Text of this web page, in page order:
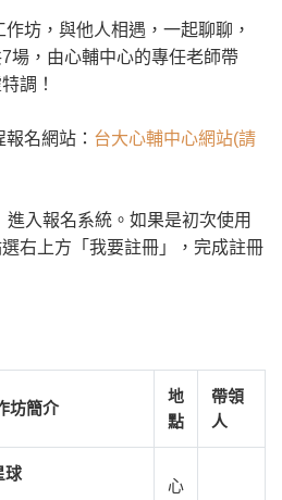
坊，與他人相遇，一起聊聊，
場，由心輔中心的專任老師帶
調！
名網站： 台大心輔中心網站(請
入報名系統。如果是初次使用
右上方「我要註冊」，完成註冊
坊簡介
地
點
帶領
人
球
心